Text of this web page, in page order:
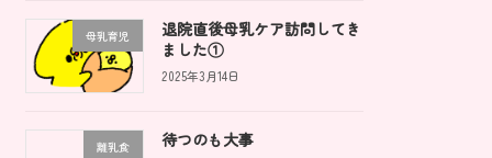
母乳育児
退院直後母乳ケア訪問してき
ました①
2025年3月14日
離乳食 待つのも大事